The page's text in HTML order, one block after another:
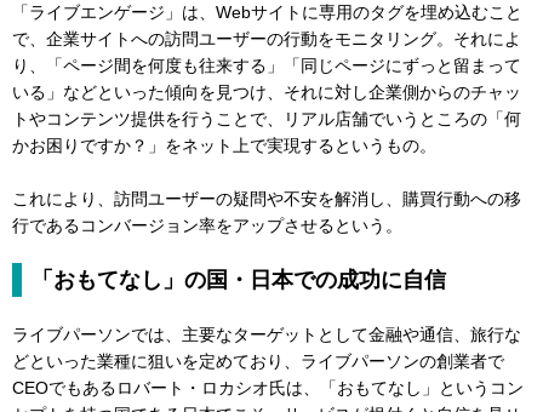
「ライブエンゲージ」は、Webサイトに専用のタグを埋め込むこと
で、企業サイトへの訪問ユーザーの行動をモニタリング。それによ
り、「ページ間を何度も往来する」「同じページにずっと留まって
いる」などといった傾向を見つけ、それに対し企業側からのチャッ
トやコンテンツ提供を行うことで、リアル店舗でいうところの「何
かお困りですか？」をネット上で実現するというもの。
これにより、訪問ユーザーの疑問や不安を解消し、購買行動への移
行であるコンバージョン率をアップさせるという。
「おもてなし」の国・日本での成功に自信
ライブパーソンでは、主要なターゲットとして金融や通信、旅行な
どといった業種に狙いを定めており、ライブパーソンの創業者で
CEOでもあるロバート・ロカシオ氏は、「おもてなし」というコン